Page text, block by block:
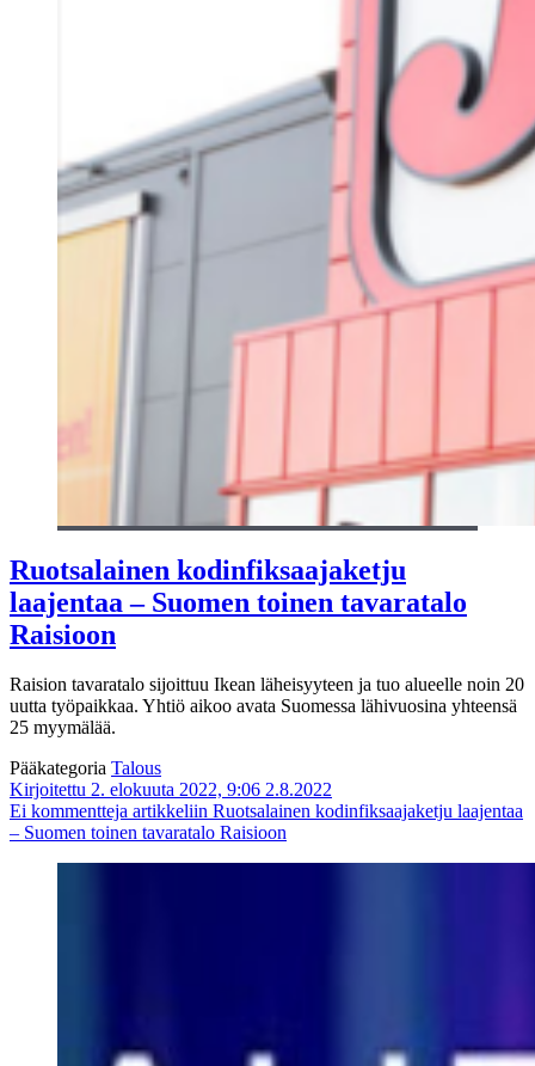
Ruotsalainen kodinfiksaajaketju
laajentaa – Suomen toinen tavaratalo
Raisioon
Raision tavaratalo sijoittuu Ikean läheisyyteen ja tuo alueelle noin 20
uutta työpaikkaa. Yhtiö aikoo avata Suomessa lähivuosina yhteensä
25 myymälää.
Pääkategoria Talous
Kirjoitettu 2. elokuuta 2022, 9:06 2.8.2022
Ei kommentteja artikkeliin Ruotsalainen kodinfiksaajaketju laajentaa
– Suomen toinen tavaratalo Raisioon